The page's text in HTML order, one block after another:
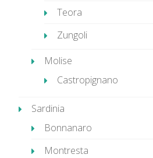
Teora
Zungoli
Molise
Castropignano
Sardinia
Bonnanaro
Montresta